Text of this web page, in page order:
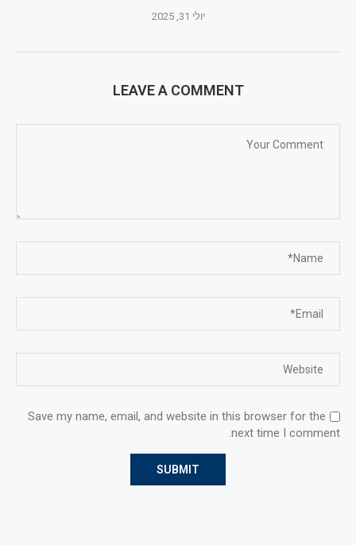
יולי 31, 2025
LEAVE A COMMENT
Save my name, email, and website in this browser for the
next time I comment.